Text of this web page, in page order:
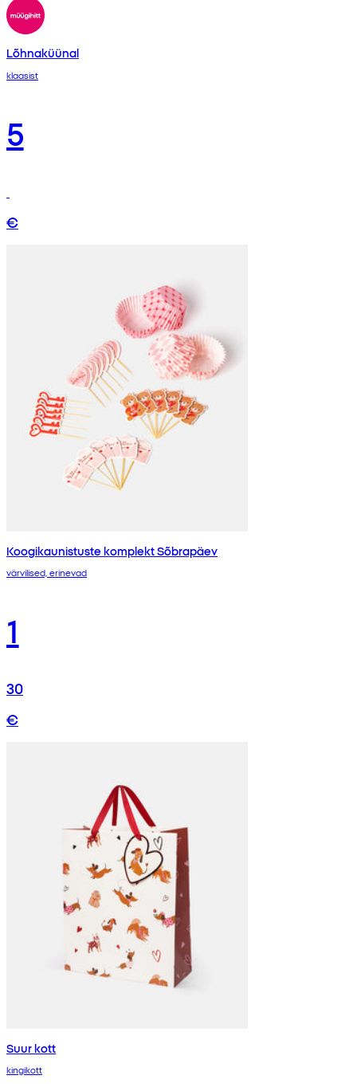
Lõhnaküünal
klaasist
5
€
Koogikaunistuste komplekt Sõbrapäev
värvilised, erinevad
1
30
€
Suur kott
kingikott